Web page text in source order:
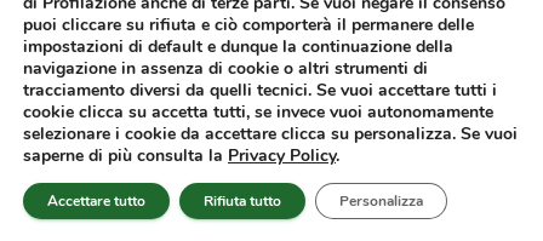
"Investimenti Sicuri - Come Proteggere il Tuo
Patrimonio e Vivere di Rendita" (2023).
Categorie: INVESTIMENTI
21 Commenti
puoi cliccare su rifiuta e ciò comporterà il permanere delle
impostazioni di default e dunque la continuazione della
navigazione in assenza di cookie o altri strumenti di
tracciamento diversi da quelli tecnici. Se vuoi accettare tutti i
cookie clicca su accetta tutti, se invece vuoi autonomamente
selezionare i cookie da accettare clicca su personalizza. Se vuoi
saperne di più consulta la Privacy Policy.
Accettare tutto Rifiuta tutto Personalizza